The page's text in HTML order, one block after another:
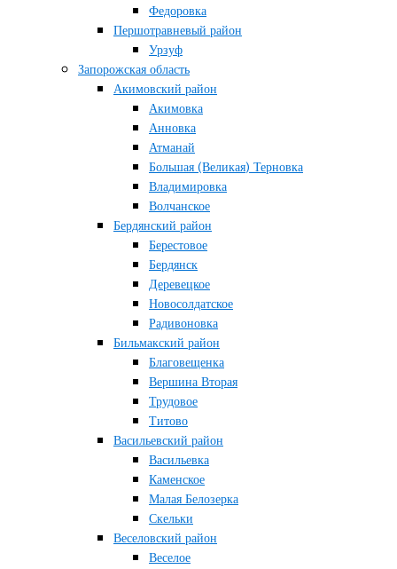
Федоровка
Першотравневый район
Урзуф
Запорожская область
Акимовский район
Акимовка
Анновка
Атманай
Большая (Великая) Терновка
Владимировка
Волчанское
Бердянский район
Берестовое
Бердянск
Деревецкое
Новосолдатское
Радивоновка
Бильмакский район
Благовещенка
Вершина Вторая
Трудовое
Титово
Васильевский район
Васильевка
Каменское
Малая Белозерка
Скельки
Веселовский район
Веселое